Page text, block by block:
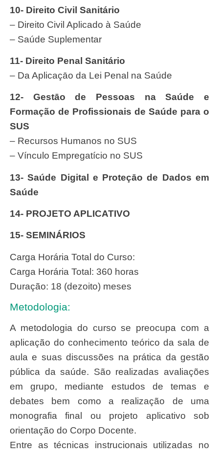
10- Direito Civil Sanitário
– Direito Civil Aplicado à Saúde
– Saúde Suplementar
11- Direito Penal Sanitário
– Da Aplicaçāo da Lei Penal na Saúde
12- Gestāo de Pessoas na Saúde e
Formação de Profissionais de Saúde para o
SUS
– Recursos Humanos no SUS
– Vínculo Empregatício no SUS
13- Saúde Digital e Proteçāo de Dados em
Saúde
14- PROJETO APLICATIVO
15- SEMINÁRIOS
Carga Horária Total do Curso:
Carga Horária Total: 360 horas
Duração: 18 (dezoito) meses
Metodologia:
A metodologia do curso se preocupa com a
aplicação do conhecimento teórico da sala de
aula e suas discussões na prática da gestão
pública da saúde. São realizadas avaliações
em grupo, mediante estudos de temas e
debates bem como a realização de uma
monografia final ou projeto aplicativo sob
orientação do Corpo Docente.
Entre as técnicas instrucionais utilizadas no